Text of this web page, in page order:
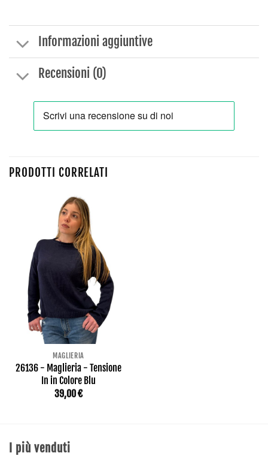
Informazioni aggiuntive
Recensioni (0)
PRODOTTI CORRELATI
MAGLIERIA
26136 - Maglieria - Tensione
In in Colore Blu
39,00€
I più venduti